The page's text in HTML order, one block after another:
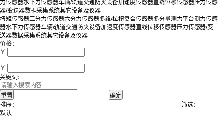
力传感器水下力传感器车辆/轨道交通防夹设备加速度传感器直线位移传感器压力传感
器/变送器数据采集系统其它设备及仪器
扭矩传感器三分力传感器六分力传感器多维/拉扭复合传感器多分量测力平台测力传感
器水下力传感器车辆/轨道交通防夹设备加速度传感器直线位移传感器压力传感器/变
送器数据采集系统其它设备及仪器
价格：
￥
——
￥
关键词：
排序：
默认
筛选：